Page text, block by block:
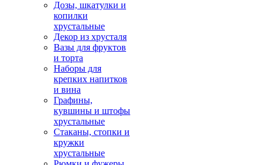
Дозы, шкатулки и
копилки
хрустальные
Декор из хрусталя
Вазы для фруктов
и торта
Наборы для
крепких напитков
и вина
Графины,
кувшины и штофы
хрустальные
Стаканы, стопки и
кружки
хрустальные